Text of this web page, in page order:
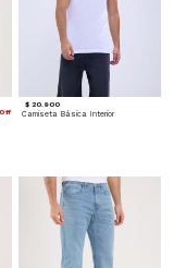
$ 20.900
Camiseta Básica Interior